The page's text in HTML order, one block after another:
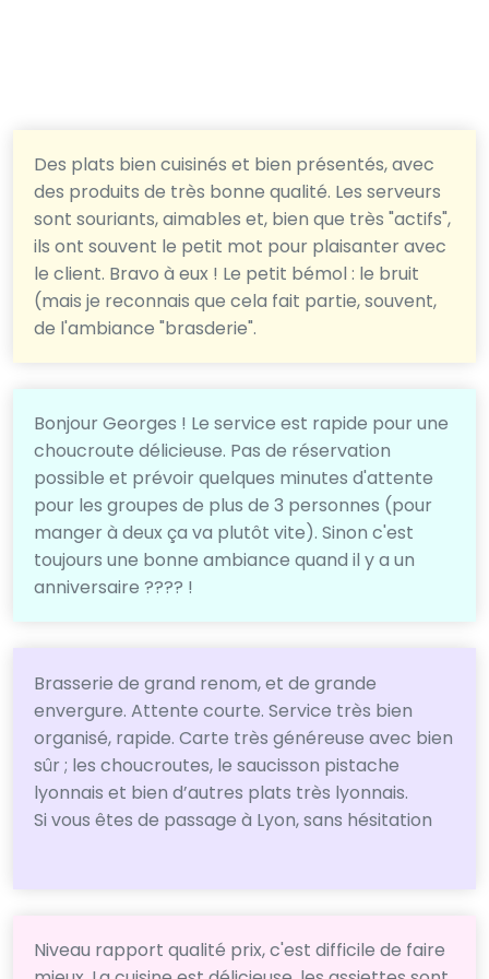
Des plats bien cuisinés et bien présentés, avec
des produits de très bonne qualité. Les serveurs
sont souriants, aimables et, bien que très "actifs",
ils ont souvent le petit mot pour plaisanter avec
le client. Bravo à eux ! Le petit bémol : le bruit
(mais je reconnais que cela fait partie, souvent,
de l'ambiance "brasderie".
Bonjour Georges ! Le service est rapide pour une
choucroute délicieuse. Pas de réservation
possible et prévoir quelques minutes d'attente
pour les groupes de plus de 3 personnes (pour
manger à deux ça va plutôt vite). Sinon c'est
toujours une bonne ambiance quand il y a un
anniversaire ???? !
Brasserie de grand renom, et de grande
envergure. Attente courte. Service très bien
organisé, rapide. Carte très généreuse avec bien
sûr ; les choucroutes, le saucisson pistache
lyonnais et bien d’autres plats très lyonnais.
Si vous êtes de passage à Lyon, sans hésitation
Niveau rapport qualité prix, c'est difficile de faire